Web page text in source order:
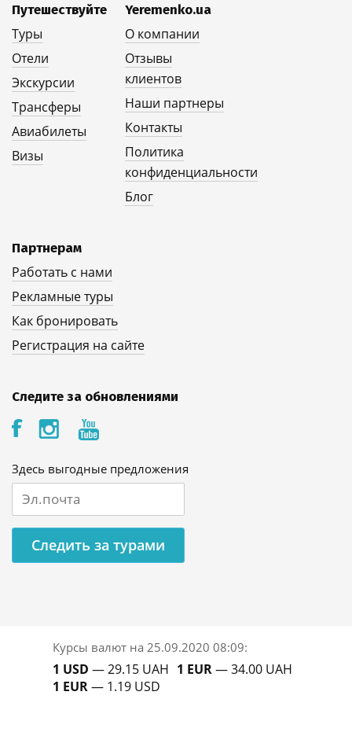
Путешествуйте
Туры
Отели
Экскурсии
Трансферы
Авиабилеты
Визы
Yeremenko.ua
О компании
Отзывы
клиентов
Наши партнеры
Контакты
Политика
конфиденциальности
Блог
Партнерам
Работать с нами
Рекламные туры
Как бронировать
Регистрация на сайте
Следите за обновлениями
Здесь выгодные предложения
Следить за турами
Курсы валют на 25.09.2020 08:09:
1 USD — 29.15 UAH
1 EUR— 1.19 USD
1 EUR— 34.00 UAH